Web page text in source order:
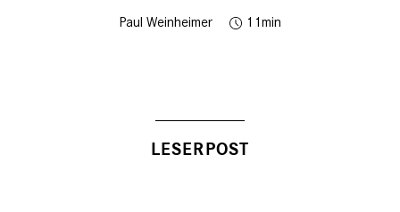
Paul Weinheimer 11